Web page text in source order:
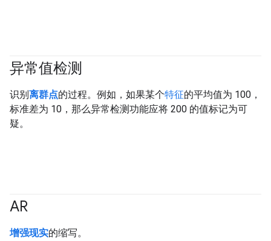
异常值检测
识别离群点的过程。例如，如果某个特征的平均值为 100，
标准差为 10，那么异常检测功能应将 200 的值标记为可
疑。
AR
增强现实的缩写。